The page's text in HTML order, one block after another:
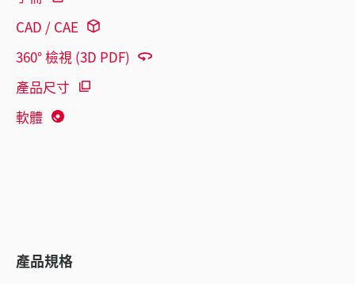
CAD / CAE
360° 檢視 (3D PDF)
產品尺寸
軟體
產品規格